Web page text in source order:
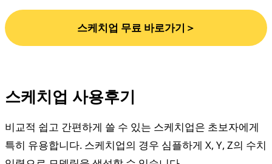
스케치업 무료 바로가기＞
스케치업 사용후기
비교적 쉽고 간편하게 쓸 수 있는 스케치업은 초보자에게
특히 유용합니다. 스케치업의 경우 심플하게 X, Y, Z의 수치